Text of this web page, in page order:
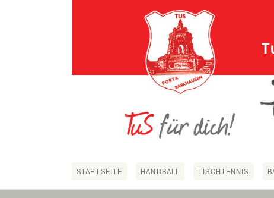
STARTSEITE HANDBALL TISCHTENNIS